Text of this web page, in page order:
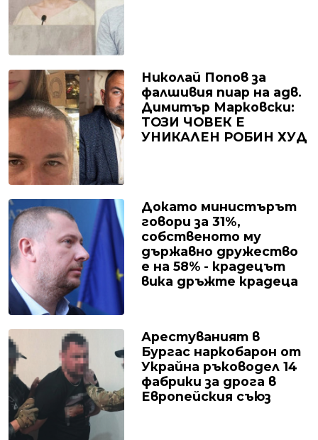
Николай Попов за
фалшивия пиар на адв.
Димитър Марковски:
ТОЗИ ЧОВЕК Е
УНИКАЛЕН РОБИН ХУД
Докато министърът
говори за 31%,
собственото му
държавно дружество
е на 58% - крадецът
вика дръжте крадеца
Арестуваният в
Бургас наркобарон от
Украйна ръководел 14
фабрики за дрога в
Европейския съюз